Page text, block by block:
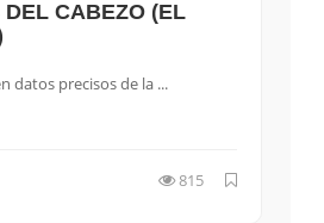
DEL CABEZO (EL
datos precisos de la ...
815